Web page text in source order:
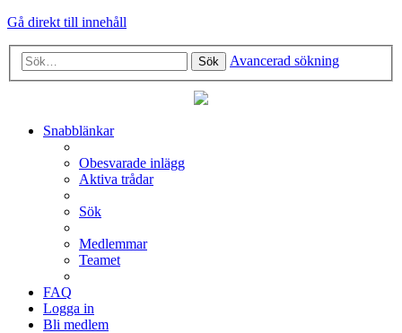
Gå direkt till innehåll
Sök Avancerad sökning
Snabblänkar
Obesvarade inlägg
Aktiva trådar
Sök
Medlemmar
Teamet
FAQ
Logga in
Bli medlem